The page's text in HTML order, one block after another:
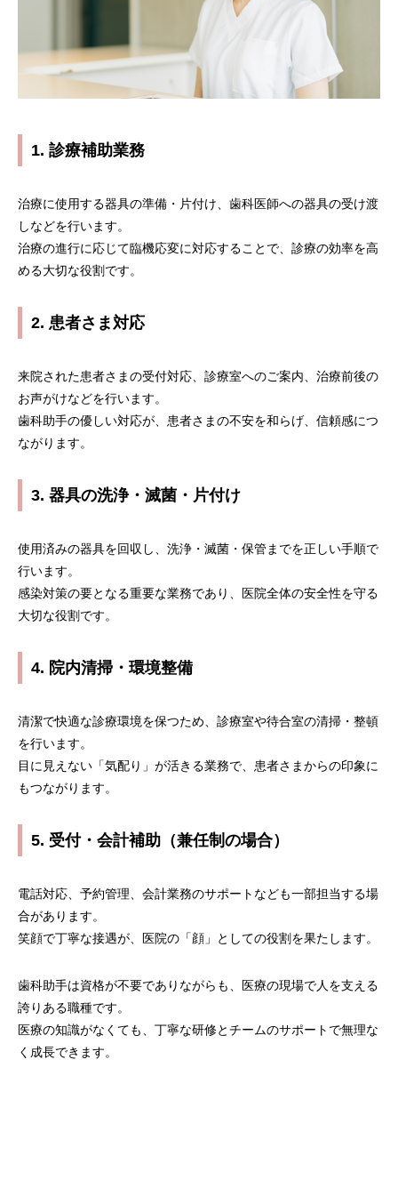
トップページ
歯科助手の仕事内容
歯科助手の1日
募集要項
よくあるご質問
地図・アクセス
お問合せフォーム
院内見学・面接応募フォーム
1. 診療補助業務
治療に使用する器具の準備・片付け、歯科医師への器具の受け渡
しなどを行います。
治療の進行に応じて臨機応変に対応することで、診療の効率を高
める大切な役割です。
2. 患者さま対応
来院された患者さまの受付対応、診療室へのご案内、治療前後の
お声がけなどを行います。
歯科助手の優しい対応が、患者さまの不安を和らげ、信頼感につ
ながります。
3. 器具の洗浄・滅菌・片付け
使用済みの器具を回収し、洗浄・滅菌・保管までを正しい手順で
行います。
感染対策の要となる重要な業務であり、医院全体の安全性を守る
大切な役割です。
4. 院内清掃・環境整備
清潔で快適な診療環境を保つため、診療室や待合室の清掃・整頓
を行います。
目に見えない「気配り」が活きる業務で、患者さまからの印象に
もつながります。
5. 受付・会計補助（兼任制の場合）
電話対応、予約管理、会計業務のサポートなども一部担当する場
合があります。
笑顔で丁寧な接遇が、医院の「顔」としての役割を果たします。
歯科助手は資格が不要でありながらも、医療の現場で人を支える
誇りある職種です。
医療の知識がなくても、丁寧な研修とチームのサポートで無理な
く成長できます。